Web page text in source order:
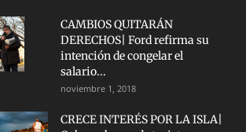
CAMBIOS QUITARÁN
DERECHOS| Ford refirma su
intención de congelar el
salario...
noviembre 1, 2018
CRECE INTERÉS POR LA ISLA|